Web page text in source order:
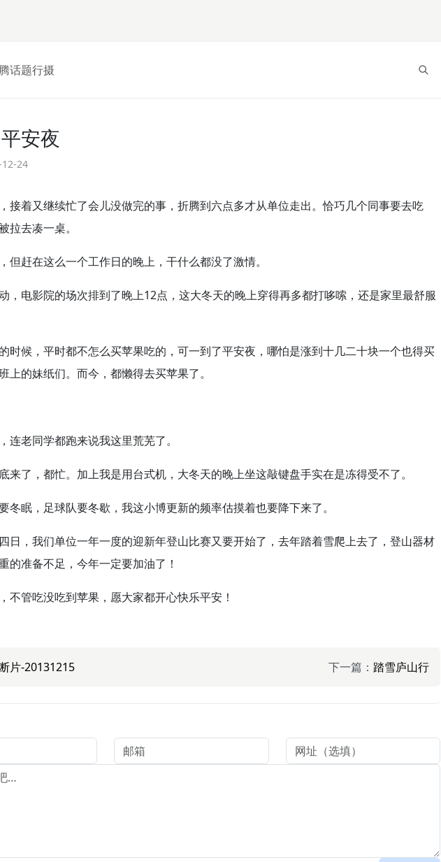
话题行摄
安夜
24
接着又继续忙了会儿没做完的事，折腾到六点多才从单位走出。恰巧几个同事要去吃
拉去凑一桌。
但赶在这么一个工作日的晚上，干什么都没了激情。
，电影院的场次排到了晚上12点，这大冬天的晚上穿得再多都打哆嗦，还是家里最舒服
时候，平时都不怎么买苹果吃的，可一到了平安夜，哪怕是涨到十几二十块一个也得买
上的妹纸们。而今，都懒得去买苹果了。
连老同学都跑来说我这里荒芜了。
来了，都忙。加上我是用台式机，大冬天的晚上坐这敲键盘手实在是冻得受不了。
冬眠，足球队要冬歇，我这小博更新的频率估摸着也要降下来了。
日，我们单位一年一度的迎新年登山比赛又要开始了，去年踏着雪爬上去了，登山器材
的准备不足，今年一定要加油了！
不管吃没吃到苹果，愿大家都开心快乐平安！
片-20131215 下一篇： 踏雪庐山行